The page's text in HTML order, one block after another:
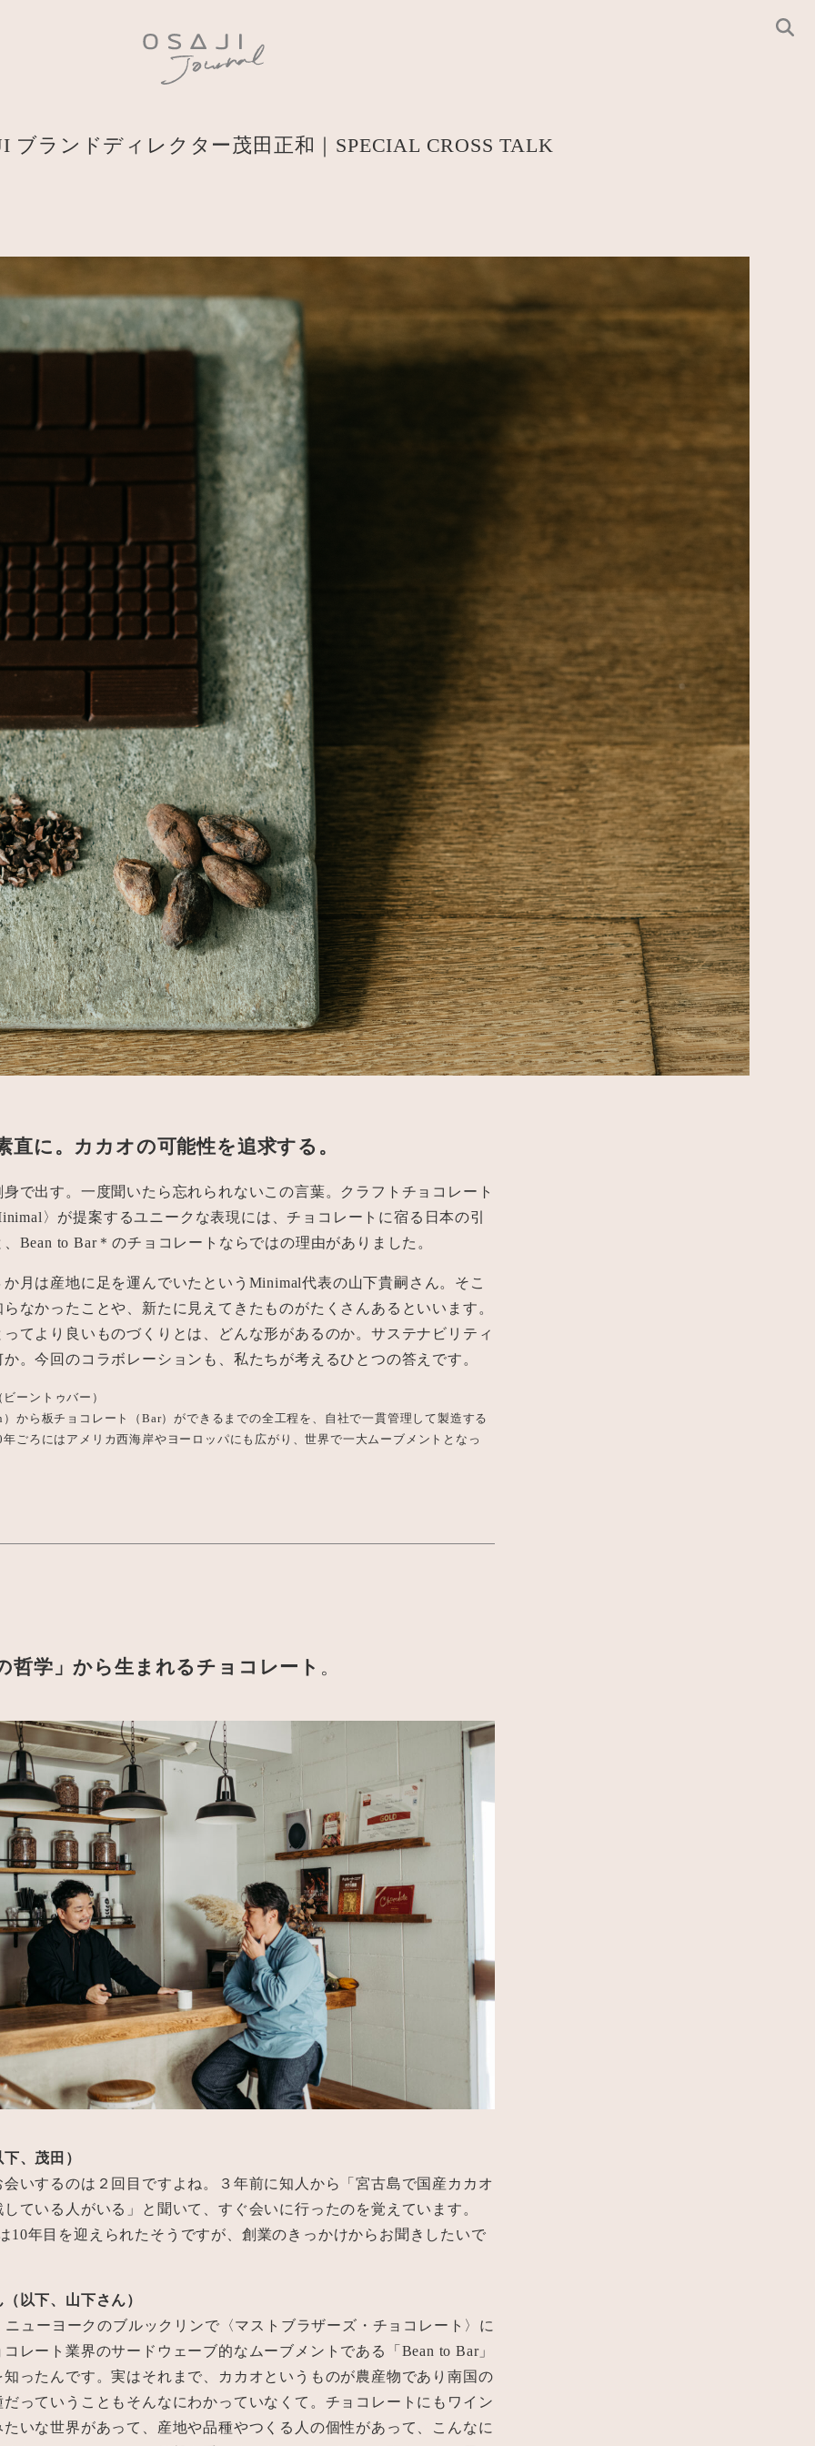
ランドディレクター茂田正和｜SPECIAL CROSS TALK
直に。カカオの可能性を追求する。
で出す。一度聞いたら忘れられないこの言葉。クラフトチョコレート
〉が提案するユニークな表現には、チョコレートに宿る日本の引
Bean to Bar＊のチョコレートならではの理由がありました。
月は産地に足を運んでいたというMinimal代表の山下貴嗣さん。そこ
なかったことや、新たに見えてきたものがたくさんあるといいます。
てより良いものづくりとは、どんな形があるのか。サステナビリティ
。今回のコラボレーションも、私たちが考えるひとつの答えです。
ーントゥバー）
）から板チョコレート（Bar）ができるまでの全工程を、自社で一貫管理して製造する
ごろにはアメリカ西海岸やヨーロッパにも広がり、世界で一大ムーブメントとなっ
哲学」から生まれるチョコレート 。
、茂田）
いするのは２回目ですよね。３年前に知人から「宮古島で国産カカオ
ている人がいる」と聞いて、すぐ会いに行ったのを覚えています。
10年目を迎えられたそうですが、創業のきっかけからお聞きしたいで
以下、山下さん）
ニューヨークのブルックリンで〈マストブラザーズ・チョコレート〉に
レート業界のサードウェーブ的なムーブメントである「Bean to Bar」
ったんです。実はそれまで、カカオというものが農産物であり南国の
っていうこともそんなにわかっていなくて。チョコレートにもワイン
いな世界があって、産地や品種やつくる人の個性があって、こんなに